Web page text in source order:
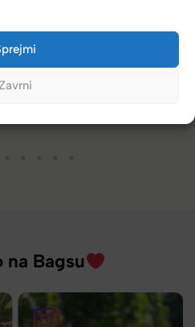
Zavrni
za torbe in kovčke, z veliko izbire,
Bagsu